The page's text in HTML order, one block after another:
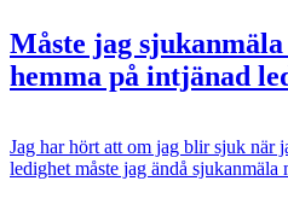
Måste jag
hemma på intjänad
Jag har hört att om jag blir sjuk när
ledighet måste jag ändå sjukanmäla